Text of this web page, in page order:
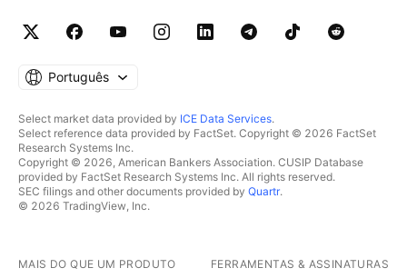
Português
Select market data provided by ICE Data Services.
Select reference data provided by FactSet. Copyright © 2026 FactSet
Research Systems Inc.
Copyright © 2026, American Bankers Association. CUSIP Database
provided by FactSet Research Systems Inc. All rights reserved.
SEC filings and other documents provided by Quartr.
© 2026 TradingView, Inc.
MAIS DO QUE UM PRODUTO FERRAMENTAS & ASSINATURAS